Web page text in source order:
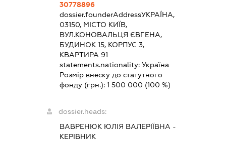
30778896
dossier.founderAddressУКРАЇНА,
03150, МІСТО КИЇВ,
ВУЛ.КОНОВАЛЬЦЯ ЄВГЕНА,
БУДИНОК 15, КОРПУС 3,
КВАРТИРА 91
statements.nationality:Україна
Розмір внеску до статутного
фонду (грн.):1 500 000 (100 %)
dossier.heads:
ВАВРЕНЮК ЮЛІЯ ВАЛЕРІЇВНА -
КЕРІВНИК